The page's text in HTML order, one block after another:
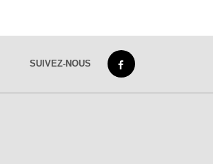
SUIVEZ-NOUS